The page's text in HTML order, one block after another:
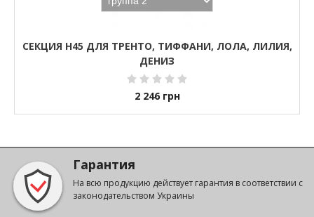
СЕКЦИЯ Н45 ДЛЯ ТРЕНТО, ТИФФАНИ, ЛОЛА, ЛИЛИЯ,
ДЕНИЗ
2 246 грн
Гарантия
На всю продукцию действует гарантия в соответствии с
законодательством Украины